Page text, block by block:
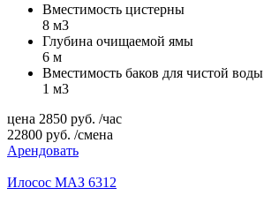
Вместимость цистерны
8 м3
Глубина очищаемой ямы
6 м
Вместимость баков для чистой воды
1 м3
цена 2850 руб. /час
22800 руб. /смена
Арендовать
Илосос МАЗ 6312